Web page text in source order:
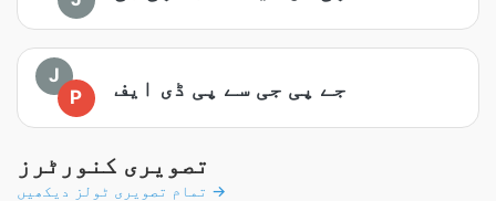
J
P
جے پی جی سے پی ڈی ایف
تصویری کنورٹرز
تمام تصویری ٹولز دیکھیں →